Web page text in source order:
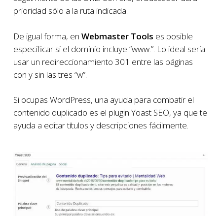
prioridad sólo a la ruta indicada.
De igual forma, en Webmaster Tools es posible
especificar si el dominio incluye “www.”. Lo ideal sería
usar un redireccionamiento 301 entre las páginas
con y sin las tres “w”.
Si ocupas WordPress, una ayuda para combatir el
contenido duplicado es el plugin Yoast SEO, ya que te
ayuda a editar títulos y descripciones fácilmente.